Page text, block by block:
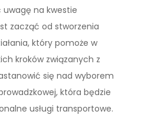
na kwestie
zacząć od stworzenia
który pomoże w
kroków związanych z
się nad wyborem
która będzie
usługi transportowe.